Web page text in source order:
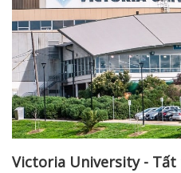
Victoria University -